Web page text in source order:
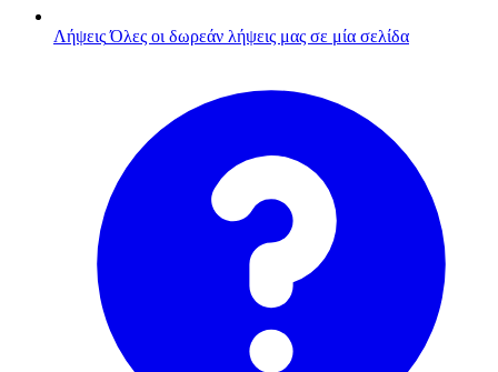
Λήψεις Όλες οι δωρεάν λήψεις μας σε μία σελίδα